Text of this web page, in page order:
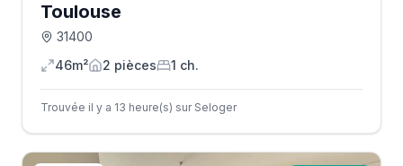
Toulouse
31400
46m²
2 pièces 1 ch.
Trouvée il y a 13 heure(s) sur Seloger